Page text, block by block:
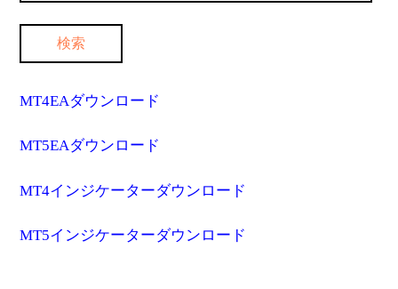
MT4EAダウンロード
MT5EAダウンロード
MT4インジケーターダウンロード
MT5インジケーターダウンロード